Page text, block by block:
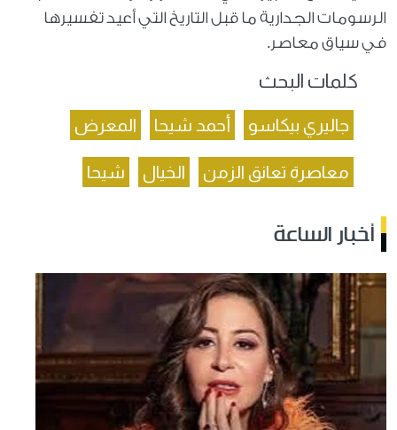
الرسومات الجدارية ما قبل التاريخ التي أعيد تفسيرها
في سياق معاصر.
كلمات البحث
جاليري بيكاسو أحمد شيحا المعرض
معاصرة تعانق الزمن الخيال شيحا
أخبار الساعة